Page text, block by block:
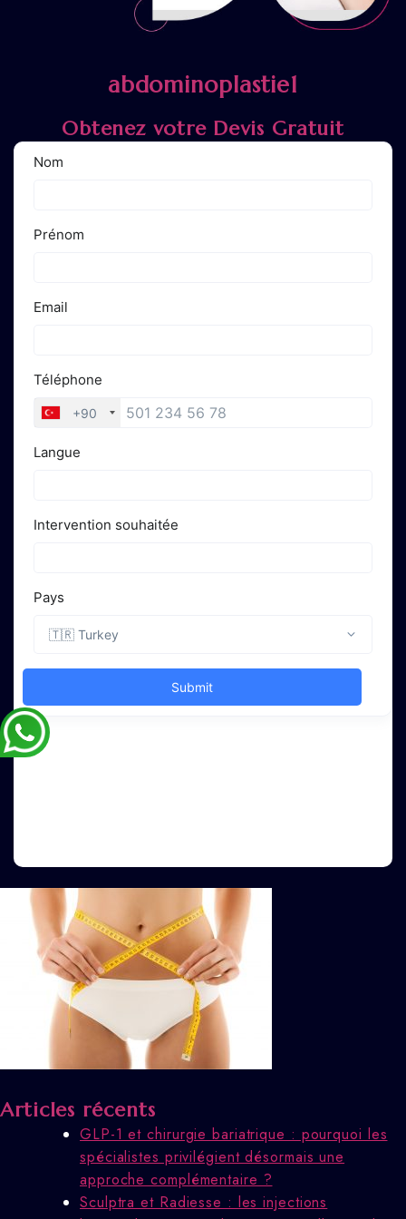
abdominoplastie1
Obtenez votre Devis Gratuit
Articles récents
GLP-1 et chirurgie bariatrique : pourquoi les
spécialistes privilégient désormais une
approche complémentaire ?
Sculptra et Radiesse : les injections